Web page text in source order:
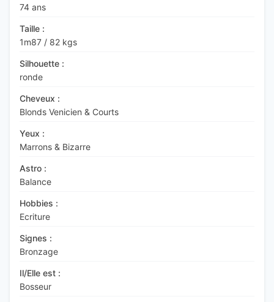
74 ans
Taille :
1m87 / 82 kgs
Silhouette :
ronde
Cheveux :
Blonds Venicien & Courts
Yeux :
Marrons & Bizarre
Astro :
Balance
Hobbies :
Ecriture
Signes :
Bronzage
Il/Elle est :
Bosseur